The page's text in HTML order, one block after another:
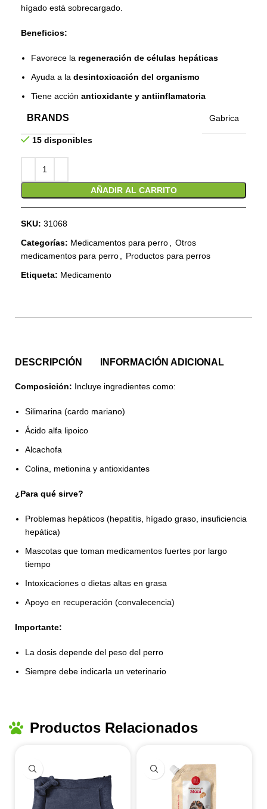
hígado está sobrecargado.
Beneficios:
Favorece la regeneración de células hepáticas
Ayuda a la desintoxicación del organismo
Tiene acción antioxidante y antiinflamatoria
BRANDS Gabrica
15 disponibles
AÑADIR AL CARRITO
SKU: 31068
Categorías: Medicamentos para perro
Otros
medicamentos para perro
Productos para perros
Etiqueta: Medicamento
DESCRIPCIÓN INFORMACIÓN ADICIONAL
Composición: Incluye ingredientes como:
Silimarina (cardo mariano)
Ácido alfa lipoico
Alcachofa
Colina, metionina y antioxidantes
¿Para qué sirve?
Problemas hepáticos (hepatitis, hígado graso, insuficiencia
hepática)
Mascotas que toman medicamentos fuertes por largo
tiempo
Intoxicaciones o dietas altas en grasa
Apoyo en recuperación (convalecencia)
Importante:
La dosis depende del peso del perro
Siempre debe indicarla un veterinario
Productos Relacionados